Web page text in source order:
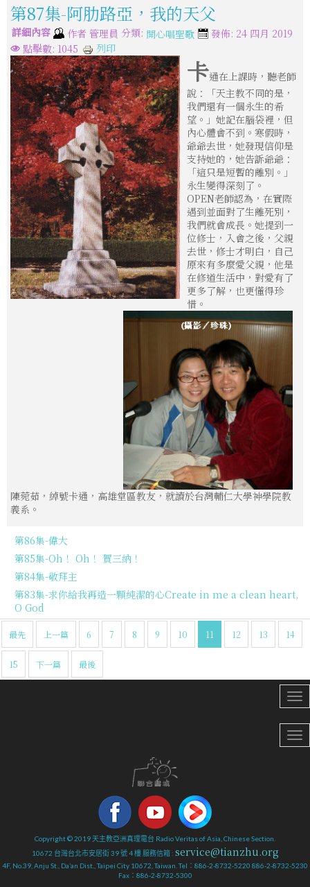
第87集-阿肋路亞，我的天父
詳細內容 作者 管理員 分類: 開心唱聖歌
發佈: 24 四月 2019
點擊數: 1045
列印
卡通在上課時，聽老師
說：「天主教不同的是，
我們還有一個永生的希
望。」她記在腦袋裡，但
內心體會不到。寒假時，
爺爺去世，她發現信仰是
支持她的，她告訴爺爺：
「這只是短暫的離別。」
永生變得深刻了。
OPEN老師認為，在實際
遇到並面對了生離死別，
我們就會成長。她提到一
位修士，入會之後，父親
去世，修士才明白，自己
原來有多麼愛父親，他是
在修道生活中，對愛有了
更多了解，也更懂得珍
惜。
陳菀茹，綽號卡通，高雄堂區教友，就讀於台灣輔仁大學神學院教
義系。
第86集-偉大
第85集-Oh！ Oh！ 賀三納！
第84集-敬拜主
第83集-求你給我再造一顆純潔的心Create in me a clean heart,
O God
最先 上一篇 6 7 8 9 10 11 12 13 14
15 下一篇 最後
Copyright © 2019 天主教亞洲真理電台 Radio Veritas of Asia, Chinese Section.
10672 台灣台北市安居街 39 號 4 樓 服務信箱 : service@tianzhu.org
4F, No.39, Anju St., Da’an Dist., Taipei City 10672, Taiwan. Tel：886-2-8732-5220 886-2-8732-5230
Fax：886-2-8732-5300